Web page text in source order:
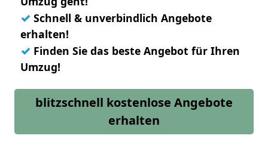
✓ Schnell & unverbindlich Angebote
erhalten!
✓ Finden Sie das beste Angebot für Ihren
Umzug!
blitzschnell kostenlose Angebote
erhalten